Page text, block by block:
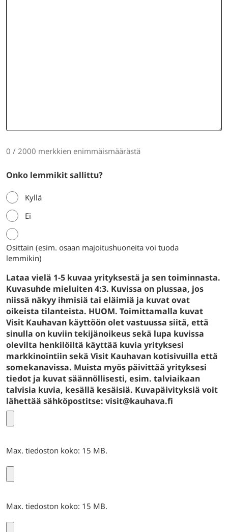
0 / 2000 merkkien enimmäismäärästä
Onko lemmikit sallittu?
Kyllä
Ei
Osittain (esim. osaan majoitushuoneita voi tuoda
lemmikin)
Lataa vielä 1-5 kuvaa yrityksestä ja sen toiminnasta.
Kuvasuhde mieluiten 4:3. Kuvissa on plussaa, jos
niissä näkyy ihmisiä tai eläimiä ja kuvat ovat
oikeista tilanteista. HUOM. Toimittamalla kuvat
Visit Kauhavan käyttöön olet vastuussa siitä, että
sinulla on kuviin tekijänoikeus sekä lupa kuvissa
olevilta henkilöiltä käyttää kuvia yrityksesi
markkinointiin sekä Visit Kauhavan kotisivuilla että
somekanavissa. Muista myös päivittää yrityksesi
tiedot ja kuvat säännöllisesti, esim. talviaikaan
talvisia kuvia, kesällä kesäisiä. Kuvapäivityksiä voit
lähettää sähköpostitse: visit@kauhava.fi
Max. tiedoston koko: 15 MB.
Max. tiedoston koko: 15 MB.